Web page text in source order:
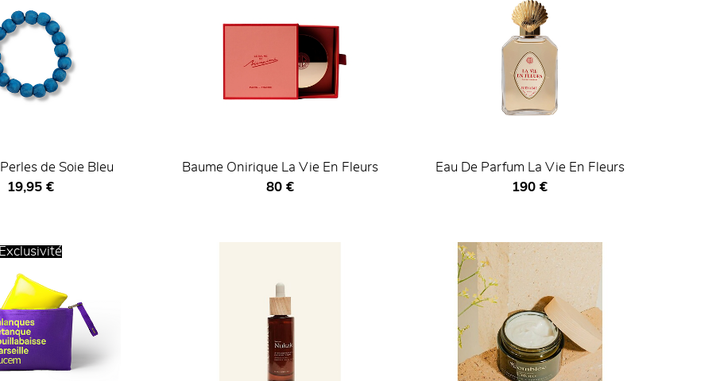
de Soie Bleu
Prix ​​actuel
19,95 €
Baume Onirique La Vie En Fleurs
Prix ​​actuel
80 €
Eau De Parfum La Vie En Fleurs
Prix ​​actuel
190 €